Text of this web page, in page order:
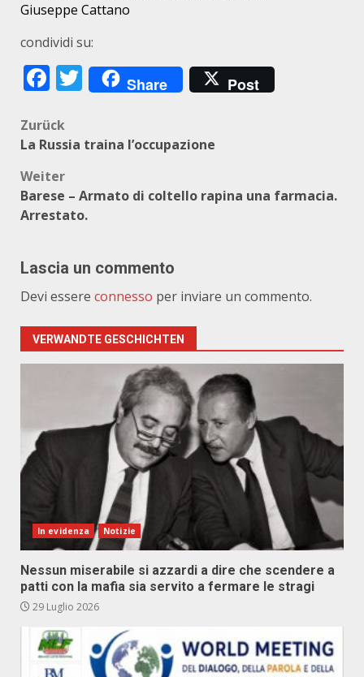
Giuseppe Cattano
condividi su:
Facebook
Twitter
Share Post
Beitragsnavigation
Zurück
La Russia traina l’occupazione
Weiter
Barese – Armato di coltello rapina una farmacia.
Arrestato.
Lascia un commento
Devi essere connesso per inviare un commento.
VERWANDTE GESCHICHTEN
In evidenza Notizie
Nessun miserabile si azzardi a dire che scendere a
patti con la mafia sia servito a fermare le stragi
29 Luglio 2026